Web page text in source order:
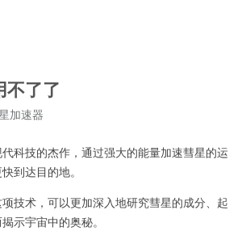
不了了
加速器
技的杰作，通过强大的能量加速彗星的运
到达目的地。
术，可以更加深入地研究彗星的成分、起
示宇宙中的奥秘。